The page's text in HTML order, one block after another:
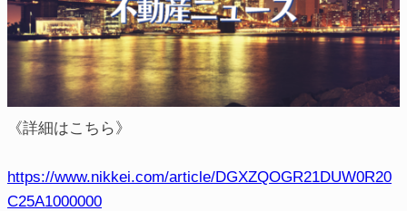
《詳細はこちら》
https://www.nikkei.com/article/DGXZQOGR21DUW0R20
C25A1000000